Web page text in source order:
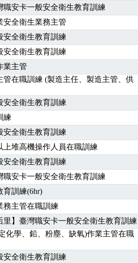
程】～～前導課程看這邊推出囉～～
程】前導課程推出公告！
課程】要怎麼進修自我？課程百百種選擇好
體製造安全主任」、「隧道等襯砌作業主
程】碳中和核心職能系列課程資訊
習】115年製造業危害預防職場安衛法令
公告】因應颱風來襲，若遇停班停課消息 補
才投資】06/03-06/08堆高機課程，政府出
安全評估人員】開課囉
告】颱風假11/12停班停課
告】因應颱風來襲，若遇停班停課消息 補
課程】2026年，課程意見蒐集~
程】SDS格式百百種？專業講師帶您判斷
告】因應颱風來襲，若遇停班停課消息 補
告】颱風假114/07/07停班停課
程】～～前導課程看這邊推出囉～～
程】前導課程推出公告！
程】要怎麼進修自我？課程百百種選擇好
體製造安全主任」、「隧道等襯砌作業主
習】115年製造業危害預防職場安衛法令
職安卡一般安全衛生教育訓練
安全衛生業務主管
安全衛生教育訓練
安全衛生教育訓練
業主管
管在職訓練 (製造主任、製造主管、供
安全衛生教育訓練
練
安全衛生教育訓練
上堆高機操作人員在職訓練
安全衛生教育訓練
職安卡一般安全衛生教育訓練
育訓練(6hr)
務主管在職訓練
里】臺灣職安卡一般安全衛生教育訓練
化學、鉛、粉塵、缺氧)作業主管在職
安全衛生教育訓練